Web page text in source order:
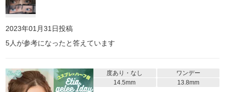
2023年01月31日投稿
5人が参考になったと答えています
度あり・なし
ワンデー
14.5mm
13.8mm